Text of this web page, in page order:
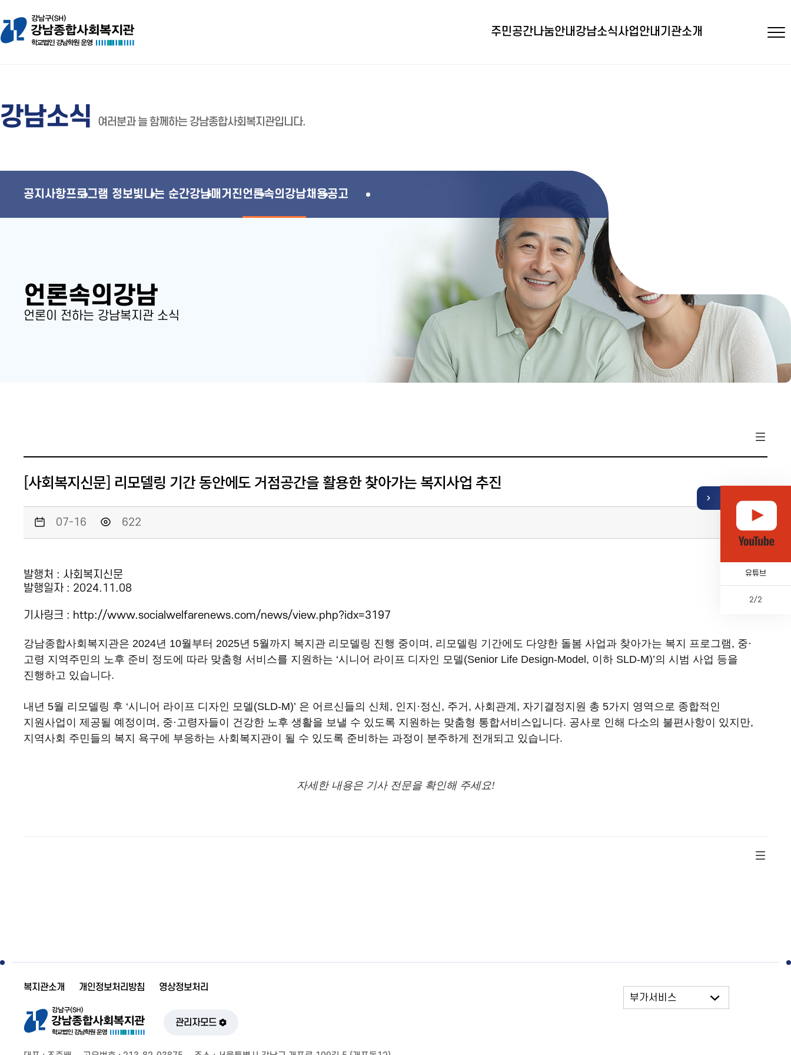
주민공간나눔안내 강남소식사업안내 기관소개
강남소식 여러분과 늘 함께하는 강남종합사회복지관입니다.
공지사항프로그램 정보빛나는 순간강남매거진언론속의강남채용공고
언론속의강남
언론이 전하는 강남복지관 소식
[사회복지신문] 리모델링 기간 동안에도 거점공간을 활용한 찾아가는 복지사업 추진
07-16 622
발행처 : 사회복지신문
발행일자 : 2024.11.08
기사링크 : http://www.socialwelfarenews.com/news/view.php?idx=3197
강남종합사회복지관은 2024년 10월부터 2025년 5월까지 복지관 리모델링 진행 중이며, 리모델링 기간에도 다양한 돌봄 사업과 찾아가는 복지 프로그램, 중·
고령 지역주민의 노후 준비 정도에 따라 맞춤형 서비스를 지원하는 ‘시니어 라이프 디자인 모델(Senior Life Design-Model, 이하 SLD-M)’의 시범 사업 등을
진행하고 있습니다.
내년 5월 리모델링 후 ‘시니어 라이프 디자인 모델(SLD-M)’ 은 어르신들의 신체, 인지·정신, 주거, 사회관계, 자기결정지원 총 5가지 영역으로 종합적인
지원사업이 제공될 예정이며, 중·고령자들이 건강한 노후 생활을 보낼 수 있도록 지원하는 맞춤형 통합서비스입니다. 공사로 인해 다소의 불편사항이 있지만,
지역사회 주민들의 복지 욕구에 부응하는 사회복지관이 될 수 있도록 준비하는 과정이 분주하게 전개되고 있습니다.
자세한 내용은 기사 전문을 확인해 주세요!
복지관소개 개인정보처리방침 영상정보처리
관리자모드
부가서비스
유튜브
2
페
/
전
2